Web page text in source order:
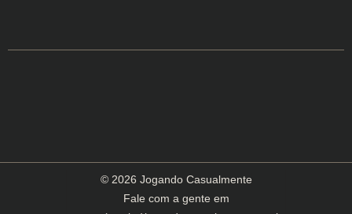
© 2026 Jogando Casualmente
Fale com a gente em